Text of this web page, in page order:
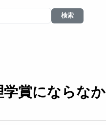
賞にならなか